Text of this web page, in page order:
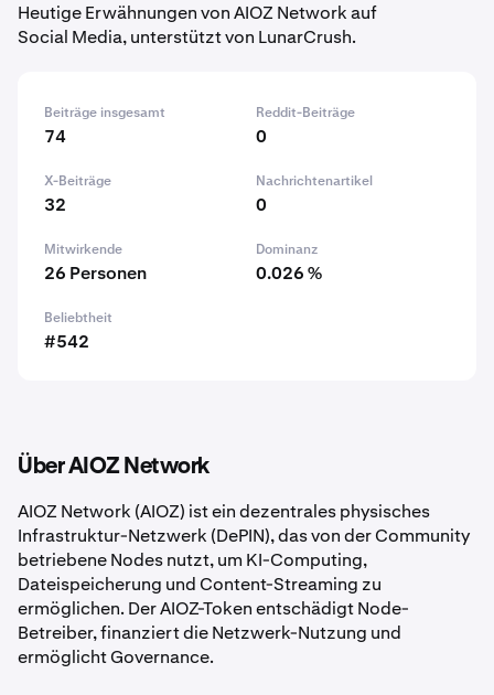
Heutige Erwähnungen von AIOZ Network auf
Social Media, unterstützt von LunarCrush.
Beiträge insgesamt
74
Reddit-Beiträge
0
X-Beiträge
32
Nachrichtenartikel
0
Mitwirkende
26 Personen
Dominanz
0.026 %
Beliebtheit
#542
Über AIOZ Network
AIOZ Network (AIOZ) ist ein dezentrales physisches
Infrastruktur-Netzwerk (DePIN), das von der Community
betriebene Nodes nutzt, um KI-Computing,
Dateispeicherung und Content-Streaming zu
ermöglichen. Der AIOZ-Token entschädigt Node-
Betreiber, finanziert die Netzwerk-Nutzung und
ermöglicht Governance.